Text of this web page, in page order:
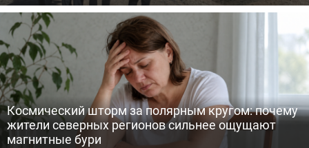
Космический шторм за полярным кругом: почему
жители северных регионов сильнее ощущают
магнитные бури